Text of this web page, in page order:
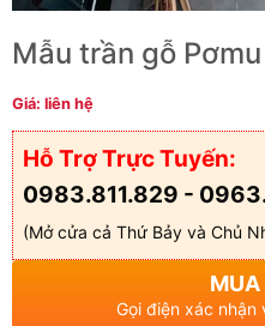
Mẫu trần gỗ
Giá: liên hệ
Hỗ Trợ Trực Tuyến:
0983.811.829 -
(Mở cửa cả Thứ Bảy và Chủ
MUA
Gọi điện xác nhận